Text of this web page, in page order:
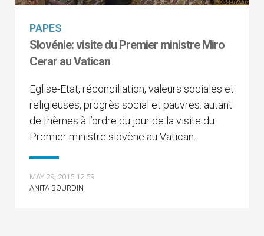
PAPES
Slovénie: visite du Premier ministre Miro
Cerar au Vatican
Eglise-Etat, réconciliation, valeurs sociales et
religieuses, progrès social et pauvres: autant
de thèmes à l’ordre du jour de la visite du
Premier ministre slovène au Vatican.
MAY 29, 2015 12:59
ANITA BOURDIN